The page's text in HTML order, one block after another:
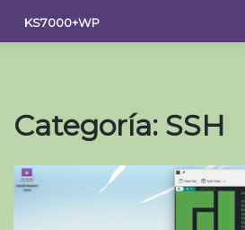
contenido
KS7000+WP
Categoría: SSH